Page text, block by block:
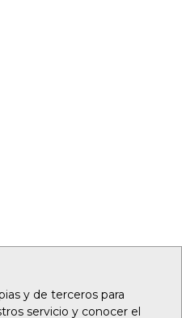
y de terceros para
servicio y conocer el